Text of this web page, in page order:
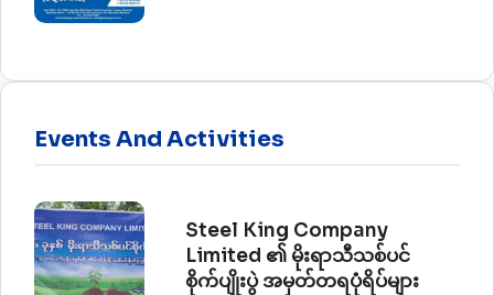
Events And Activities
Steel King Company
Limited ၏ မိုးရာသီသစ်ပင်
စိုက်ပျိုးပွဲ အမှတ်တရပုံရိပ်များ